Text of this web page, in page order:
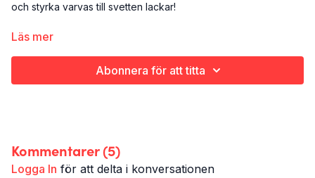
och styrka varvas till svetten lackar!
Styrka
Läs mer
Abonnera för att titta
Kommentarer (5)
Logga In för att delta i konversationen